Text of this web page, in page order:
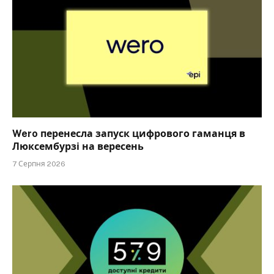
Wero перенесла запуск цифрового гаманця в
Люксембурзі на вересень
7 Серпня 2026